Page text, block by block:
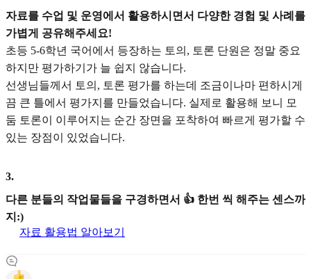
자료를 수업 및 운영에서 활용하시면서 다양한 경험 및 사례를
가볍게 공유해주세요!
초등 5-6학년 국어에서 등장하는 토의, 토론 단원은 정말 중요
하지만 평가하기가 늘 쉽지 않습니다.
선생님들께서 토의, 토론 평가를 하는데 조금이나마 편하시게
끔 큰 틀에서 평가지를 만들었습니다. 실제로 활용해 보니 모
둠 토론이 이루어지는 순간 장면을 포착하여 빠르게 평가할 수
있는 장점이 있었습니다.
3.
다른 분들의 작업물들을 구경하면서 👍 한번 씩 해주는 센스까
지:)
자료 활용법 알아보기